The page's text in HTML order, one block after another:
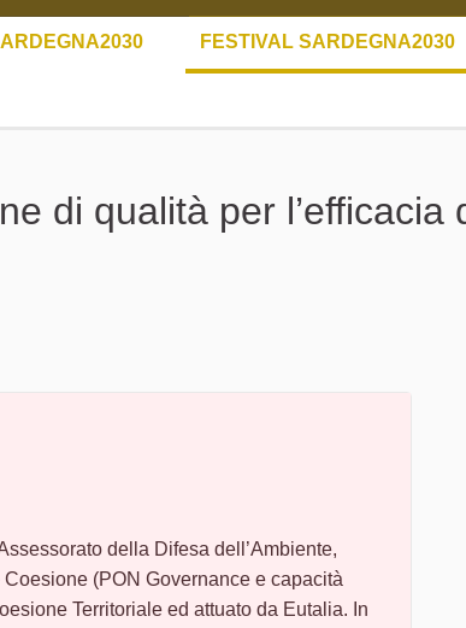
FESTIVAL SARDEGNA2030
di qualità per
della Difesa dell’Ambiente,
(PON Governance e capacità
Territoriale ed attuato da Eutalia. In